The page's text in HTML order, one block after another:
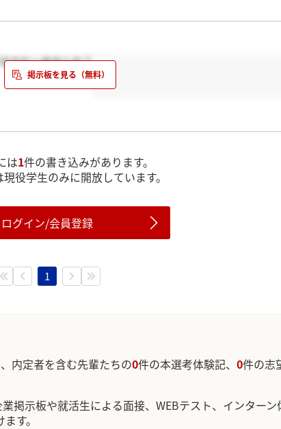
かたいませんか？
は1件の書き込みがあります。
役学生のみに開放しています。
ログイン/会員登録
1
内定者を含む先輩たちの0件の本選考体験記、 0件の志
掲示板や就活生による面接、WEBテスト、インターン
す。